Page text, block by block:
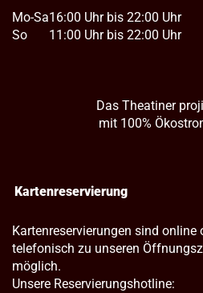
Mo-Sa
So
16:00 Uhr bis 22:00 Uhr
11:00 Uhr bis 22:00 Uhr
Das Theatiner
mit 100%
Kartenreservierung
Kartenreservierungen sind online
telefonisch zu unseren
möglich.
Unsere Reservierungshotline: